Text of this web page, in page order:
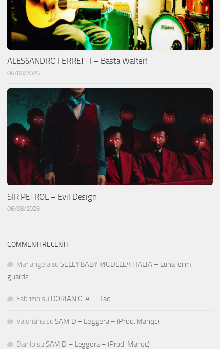
ALESSANDRO FERRETTI – Basta Walter!
06/08/2026
SIR PETROL – Evil Design
06/08/2026
COMMENTI RECENTI
Mariangela su SELLY BABY MODELLA ITALIA – Luna lei mi
guarda
Fabrizio su DORIAN O. A. – Tao
Valentina su SAM D – Leggera – (Prod. Manqc)
Danilo su SAM D – Leggera – (Prod. Manqc)